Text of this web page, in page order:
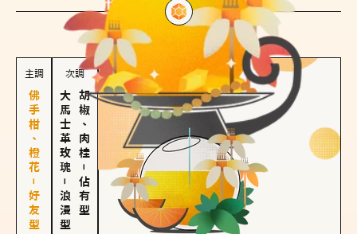
對方的主調蠟燭是...
主調
佛手柑、橙花－好友型
次調
大馬士革玫瑰
－
浪漫型
胡椒、肉桂
－
佔有型